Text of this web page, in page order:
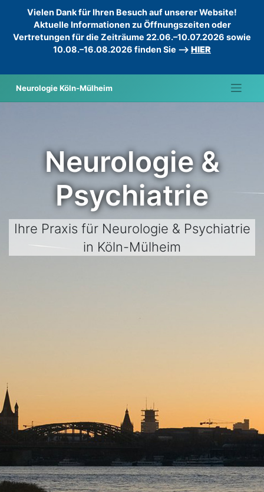
Vielen Dank für Ihren Besuch auf unserer Website!
Aktuelle Informationen zu Öffnungszeiten oder
Vertretungen für die Zeiträume 22.06.–10.07.2026 sowie
10.08.–16.08.2026 finden Sie --> HIER
content
Neurologie Köln-Mülheim
Neurologie &
Psychiatrie
Ihre Praxis für Neurologie & Psychiatrie
in Köln-Mülheim